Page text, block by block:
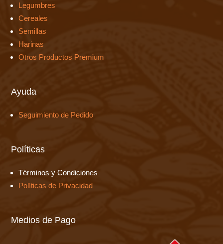
Legumbres
Cereales
Semillas
Harinas
Otros Productos Premium
Ayuda
Seguimiento de Pedido
Políticas
Términos y Condiciones
Políticas de Privacidad
Medios de Pago